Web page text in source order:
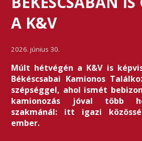
A K&V
2026. június 30.
Múlt hétvégén a K&V is
Békéscsabai Kamionos
szépséggel, ahol ismét
kamionozás jóval több
szakmánál: itt igazi
ember.